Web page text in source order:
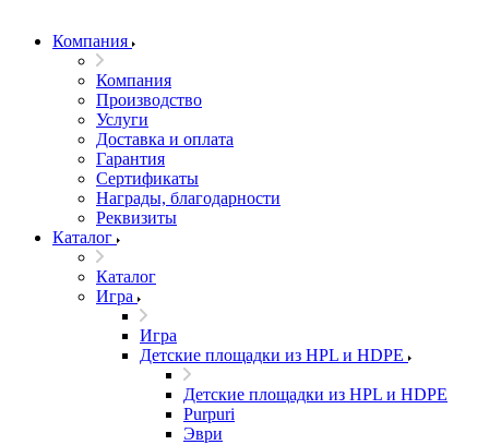
Компания
Компания
Производство
Услуги
Доставка и оплата
Гарантия
Сертификаты
Награды, благодарности
Реквизиты
Каталог
Каталог
Игра
Игра
Детские площадки из HPL и HDPE
Детские площадки из HPL и HDPE
Purpuri
Эври